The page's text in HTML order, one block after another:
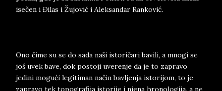
isečen i Đilas i Žujović i Aleksandar Ranković.
Ono čime su se do sada naši istoričari bavili, a mnogi se
još uvek bave, dok postoji uverenje da je to zapravo
jedini mogući legitiman način bavljenja istorijom, to je
zapravo tek topografija istorije i njena hronologija, a ne